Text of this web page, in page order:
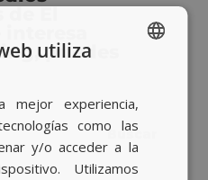
puedes
BASQUE
ENGLISH
utiliza
mejor experiencia,
como las
y/o acceder a la
Utilizamos